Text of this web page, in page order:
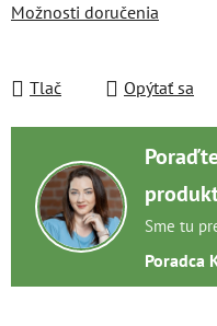
Možnosti doručenia
Tlač Opýtať sa
Sme tu
Poradca